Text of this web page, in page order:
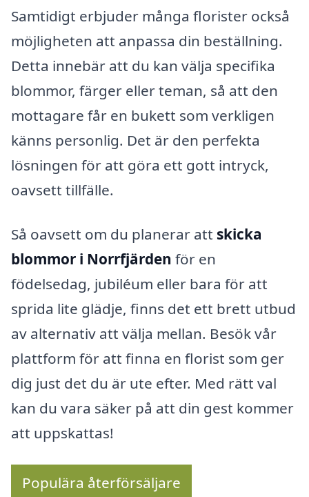
Samtidigt erbjuder många florister också
möjligheten att anpassa din beställning.
Detta innebär att du kan välja specifika
blommor, färger eller teman, så att den
mottagare får en bukett som verkligen
känns personlig. Det är den perfekta
lösningen för att göra ett gott intryck,
oavsett tillfälle.
Så oavsett om du planerar att skicka
blommor i Norrfjärden för en
födelsedag, jubiléum eller bara för att
sprida lite glädje, finns det ett brett utbud
av alternativ att välja mellan. Besök vår
plattform för att finna en florist som ger
dig just det du är ute efter. Med rätt val
kan du vara säker på att din gest kommer
att uppskattas!
Populära återförsäljare